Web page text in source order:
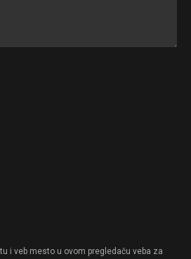
i veb mesto u ovom pregledaču veba za